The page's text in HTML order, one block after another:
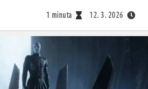
1 minuta 12. 3. 2026